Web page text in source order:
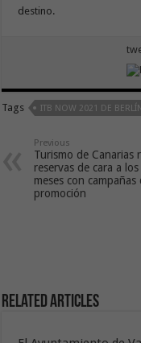
destino.
Tags ITB NOW 2021 DE
Previous
Turismo de Canarias
reservas de cara a
meses con campañas
promoción
Related Articles